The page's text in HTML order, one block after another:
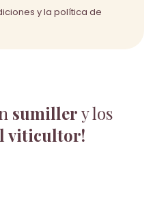
sumillery los
viticultor!
y la política de